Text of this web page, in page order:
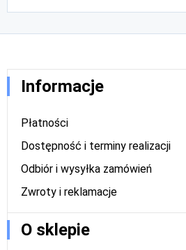
Informacje
Płatności
Dostępność i terminy realizacji
Odbiór i wysyłka zamówień
Zwroty i reklamacje
O sklepie